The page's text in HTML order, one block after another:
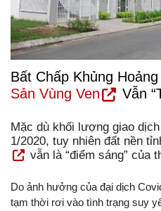
Bất Chấp Khủng
Sản Vùng Ven
Vẫn
Mặc dù khối lượng giao
1/2020, tuy nhiên đất nền
vẫn là “điểm sáng” của
Do ảnh hưởng của đại dịch
tạm thời rơi vào tình trạng suy